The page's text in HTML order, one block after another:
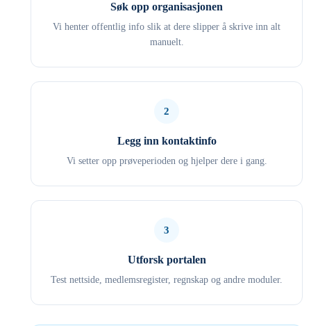
Søk opp organisasjonen
Vi henter offentlig info slik at dere slipper å skrive inn alt
manuelt.
2
Legg inn kontaktinfo
Vi setter opp prøveperioden og hjelper dere i gang.
3
Utforsk portalen
Test nettside, medlemsregister, regnskap og andre moduler.